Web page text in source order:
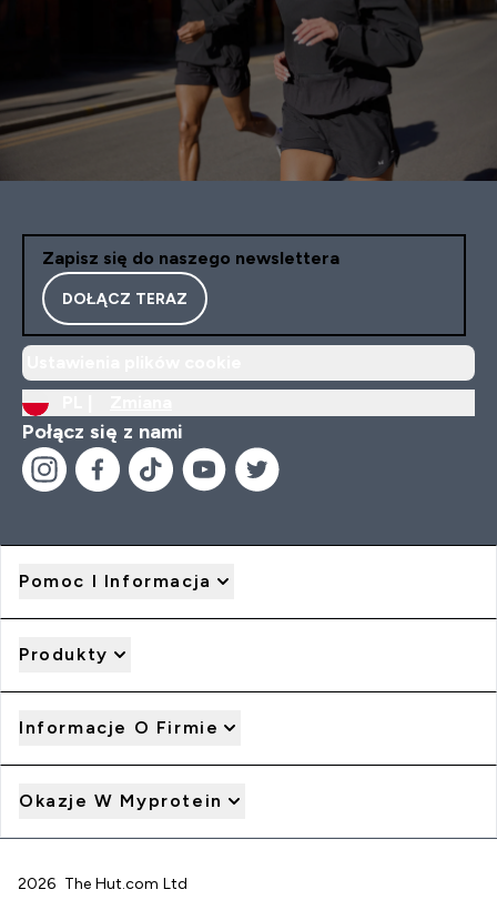
Zapisz się do naszego newslettera
DOŁĄCZ TERAZ
Połącz się z nami
Pomoc I Informacja
Produkty
Informacje O Firmie
Okazje W Myprotein
2026 The Hut.com Ltd